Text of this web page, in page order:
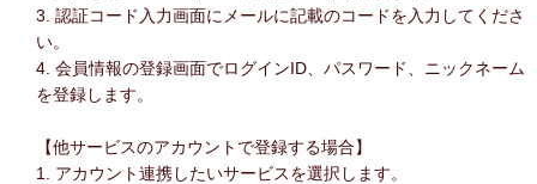
3. 認証コード入力画面にメールに記載のコードを入力してくださ
い。
4. 会員情報の登録画面でログインID、パスワード、ニックネーム
を登録します。
【他サービスのアカウントで登録する場合】
1. アカウント連携したいサービスを選択します。